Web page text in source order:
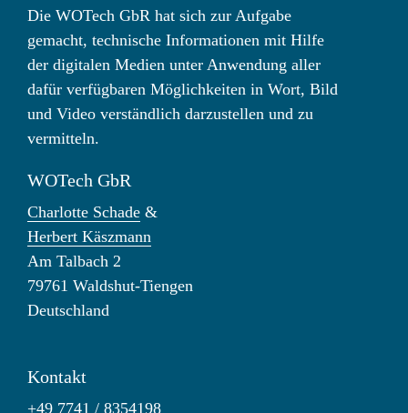
Die WOTech GbR hat sich zur Aufgabe
gemacht, technische Informationen mit Hilfe
der digitalen Medien unter Anwendung aller
dafür verfügbaren Möglichkeiten in Wort, Bild
und Video verständlich darzustellen und zu
vermitteln.
WOTech GbR
Charlotte Schade &
Herbert Käszmann
Am Talbach 2
79761 Waldshut-Tiengen
Deutschland
Kontakt
+49 7741 / 8354198